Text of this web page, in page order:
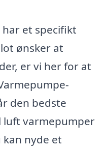
et specifikt
ønsker at
er vi her for at
den bedste
luft varmepumper
kan nyde et